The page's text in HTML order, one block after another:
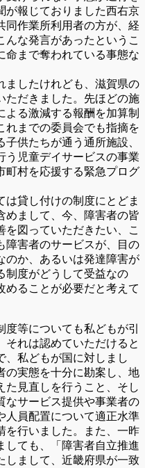
が報じておりました西右京
同作業所利用者の方が、経
な発言があったというこ
命まで奪われている事態な
したけれども、滋賀県の
ただきました。先ほどの施
る激減する報酬を加算制
れまでの委員会でも指摘を
供たちが通う通所施設、
う児童デイサービスの事業
町村を応援する緊急プログ
貸し付けの制度にとどま
めまして、今、障害者の皆
を図っていただきたい、こ
障害者のサービスが、目の
のか、あるいは発達障害が
制度がどうして受益なの
めることが必要だと考えて
等についても私どもが引
それは認めていただけると
、私どもが国に対しまし
の実態を十分に勘案し、地
た見直しを行うこと、そし
なサービス提供や事業者の
人員配置について適正水準
を行いました。また、一昨
しても、「障害者自立推進
しまして、近畿府県が一致